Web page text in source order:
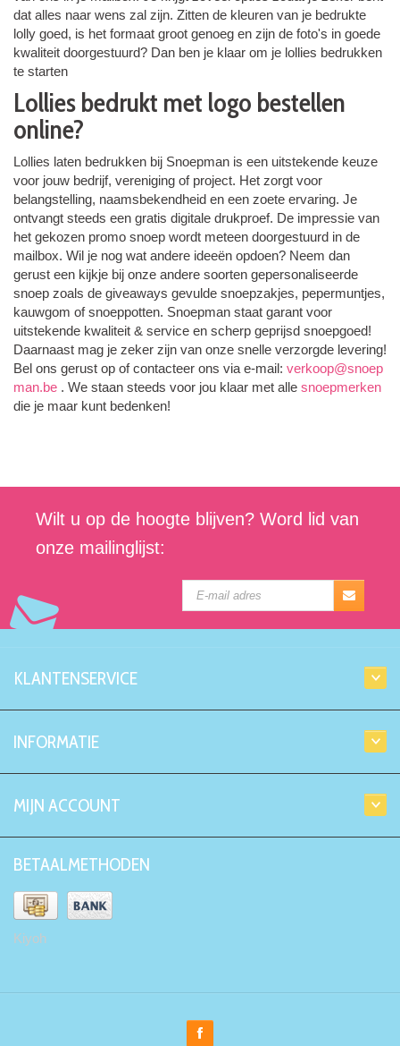
dat alles naar wens zal zijn. Zitten de kleuren van je bedrukte
lolly goed, is het formaat groot genoeg en zijn de foto's in goede
kwaliteit doorgestuurd? Dan ben je klaar om je lollies bedrukken
te starten
Lollies bedrukt met logo bestellen
online?
Lollies laten bedrukken bij Snoepman is een uitstekende keuze
voor jouw bedrijf, vereniging of project. Het zorgt voor
belangstelling, naamsbekendheid en een zoete ervaring. Je
ontvangt steeds een gratis digitale drukproef. De impressie van
het gekozen promo snoep wordt meteen doorgestuurd in de
mailbox. Wil je nog wat andere ideeën opdoen? Neem dan
gerust een kijkje bij onze andere soorten gepersonaliseerde
snoep zoals de giveaways gevulde snoepzakjes, pepermuntjes,
kauwgom of snoeppotten. Snoepman staat garant voor
uitstekende kwaliteit & service en scherp geprijsd snoepgoed!
Daarnaast mag je zeker zijn van onze snelle verzorgde levering!
Bel ons gerust op of contacteer ons via e-mail: verkoop@snoep
man.be . We staan steeds voor jou klaar met alle snoepmerken
die je maar kunt bedenken!
Wilt u op de hoogte blijven? Word lid van
onze mailinglijst:
KLANTENSERVICE
INFORMATIE
MIJN ACCOUNT
BETAALMETHODEN
Kiyoh